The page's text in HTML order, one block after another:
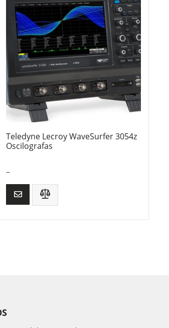
Teledyne Lecroy WaveSurfer 3054z
Oscilografas
–